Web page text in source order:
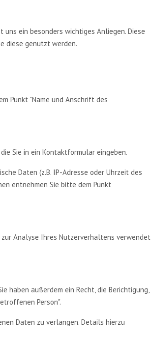
ein besonders wichtiges Anliegen. Diese
diese genutzt werden.
Punkt "Name und Anschrift des
Sie in ein Kontaktformular eingeben.
Daten (z.B. IP-Adresse oder Uhrzeit des
entnehmen Sie bitte dem Punkt
Analyse Ihres Nutzerverhaltens verwendet
haben außerdem ein Recht, die Berichtigung,
Person".
Daten zu verlangen. Details hierzu